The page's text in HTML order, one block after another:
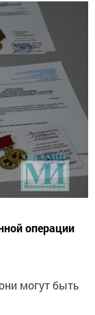
операции
могут быть